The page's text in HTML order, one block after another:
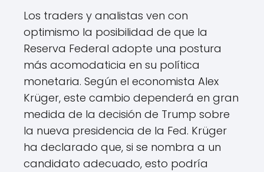
Los traders y analistas ven con
optimismo la posibilidad de que la
Reserva Federal adopte una postura
más acomodaticia en su política
monetaria. Según el economista Alex
Krüger, este cambio dependerá en gran
medida de la decisión de Trump sobre
la nueva presidencia de la Fed. Krüger
ha declarado que, si se nombra a un
candidato adecuado, esto podría